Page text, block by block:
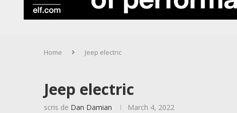
Home Jeep electric
Jeep electric
scris de Dan Damian March 4, 2022